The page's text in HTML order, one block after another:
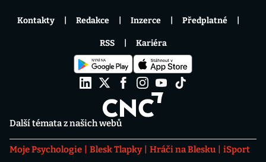
Další témata z našich webů
Moje Psychologie Blesk Tlapky Hráči na Blesku
iSport
Kontakty Redakce Inzerce Předplatné
RSS Kariéra